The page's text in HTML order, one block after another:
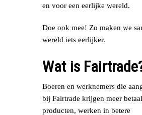
en voor een eerlijke wereld.
Doe ook mee! Zo maken we
wereld iets eerlijker.
Wat is
Boeren en werknemers die
bij Fairtrade krijgen meer
producten, werken in betere